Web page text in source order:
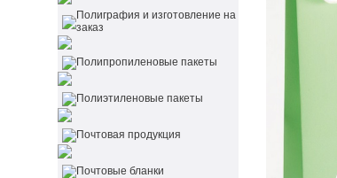
Полиграфия и изготовление на
заказ
Полипропиленовые пакеты
Полиэтиленовые пакеты
Почтовая продукция
Почтовые бланки